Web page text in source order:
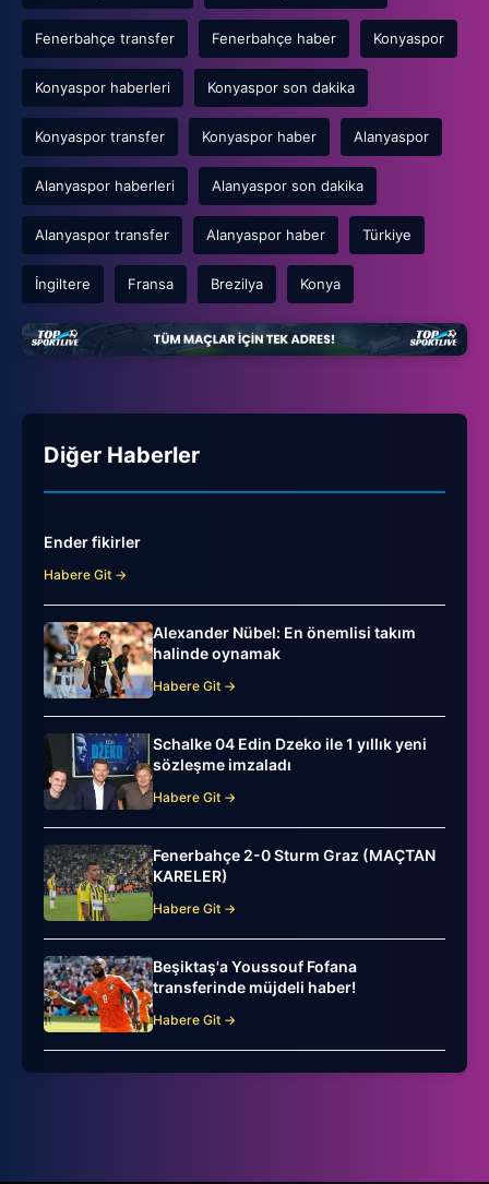
Fenerbahçe transfer Fenerbahçe haber Konyaspor
Konyaspor haberleri Konyaspor son dakika
Konyaspor transfer Konyaspor haber Alanyaspor
Alanyaspor haberleri Alanyaspor son dakika
Alanyaspor transfer Alanyaspor haber Türkiye
İngiltere Fransa Brezilya Konya
Diğer Haberler
Ender fikirler
Habere Git →
Alexander Nübel: En önemlisi takım
halinde oynamak
Habere Git →
Schalke 04 Edin Dzeko ile 1 yıllık yeni
sözleşme imzaladı
Habere Git →
Fenerbahçe 2-0 Sturm Graz (MAÇTAN
KARELER)
Habere Git →
Beşiktaş'a Youssouf Fofana
transferinde müjdeli haber!
Habere Git →